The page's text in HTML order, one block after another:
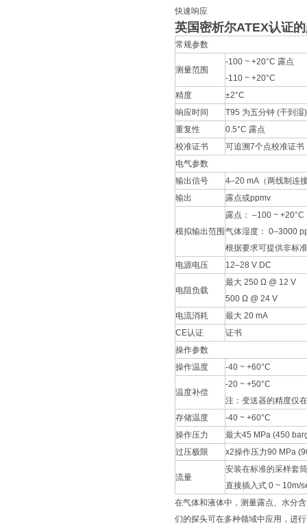
快速响应
英国密析尔ATEX认证
常规参数
测量范围
-100 ~ +20°C 露点
-110 ~ +20°C
精度
±2°C
响应时间
T95 为五分钟 (干到湿)
重复性
0.5°C 露点
校准证书
可追溯7个点校准证书
电气参数
输出信号
4–20 mA（两线制连
输出
露点或ppmv
模拟输出范围
露点： –100 ~ +20°C
气体湿度： 0–3000
根据要求可提供非标
电源电压
12–28 V DC
电阻负载
最大 250 Ω @ 12 V
500 Ω @ 24 V
电流消耗
最大 20 mA
CE认证
证书
操作参数
操作温度
-40 ~ +60°C
温度补偿
-20 ~ +50°C
注：变送器的精度仅
存储温度
-40 ~ +60°C
操作压力
最大45 MPa (450
过压极限
x2操作压力90 MPa
流量
安装在标准的采样套
直接插入式 0 ~ 10m/
在气体和液体中，测量露点、水分
们的探头可在多种领域中应用，进